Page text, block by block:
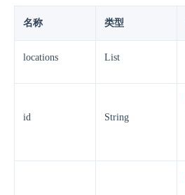
名称 类型
locations List
id String